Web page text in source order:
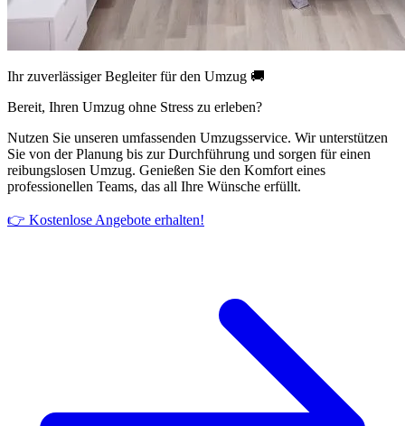
Ihr zuverlässiger Begleiter für den Umzug 🚚
Bereit, Ihren Umzug ohne Stress zu erleben?
Nutzen Sie unseren umfassenden Umzugsservice. Wir unterstützen
Sie von der Planung bis zur Durchführung und sorgen für einen
reibungslosen Umzug. Genießen Sie den Komfort eines
professionellen Teams, das all Ihre Wünsche erfüllt.
👉 Kostenlose Angebote erhalten!